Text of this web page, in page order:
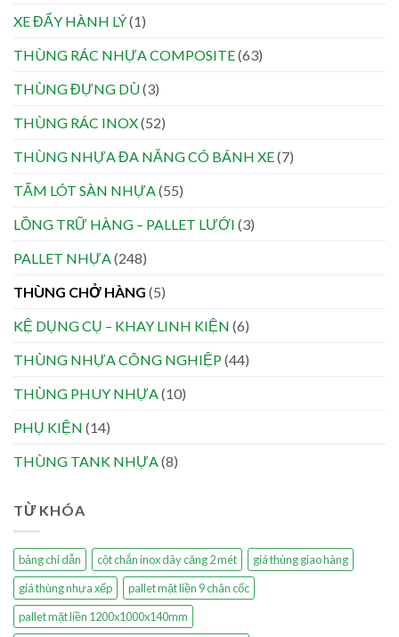
XE ĐẨY HÀNH LÝ(1)
THÙNG RÁC NHỰA COMPOSITE(63)
THÙNG ĐỰNG DÙ(3)
THÙNG RÁC INOX(52)
THÙNG NHỰA ĐA NĂNG CÓ BÁNH XE(7)
TẤM LÓT SÀN NHỰA(55)
LỒNG TRỮ HÀNG – PALLET LƯỚI (3)
PALLET NHỰA(248)
THÙNG CHỞ HÀNG (5)
KỆ DỤNG CỤ – KHAY LINH KIỆN (6)
THÙNG NHỰA CÔNG NGHIỆP(44)
THÙNG PHUY NHỰA(10)
PHỤ KIỆN (14)
THÙNG TANK NHỰA(8)
TỪ KHÓA
bảng chỉ dẫn cột chắn inox dây căng 2 mét
giá thùng giao hàng
giá thùng nhựa xếp
pallet mặt liền 9 chân cốc
pallet mặt liền 1200x1000x140mm